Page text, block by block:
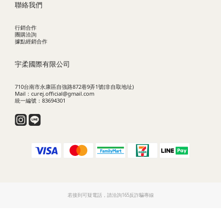
聯絡我們
行銷合作
團購洽詢
據點經銷合作
宇柔國際有限公司
710台南市永康區自強路872巷9弄1號(非自取地址)
Mail：curej.official@gmail.com
統一編號：83694301
若接到可疑電話，請洽詢165反詐騙專線